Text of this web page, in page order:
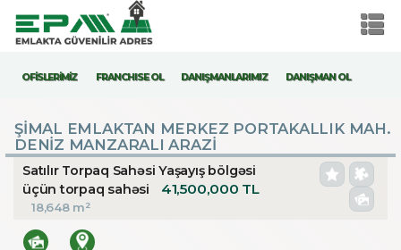
OFİSLERİMİZ FRANCHISE OL DANIŞMANLARIMIZ DANIŞMAN OL
ŞİMAL EMLAKTAN MERKEZ PORTAKALLIK MAH.
DENİZ MANZARALI ARAZİ
Satılır Torpaq Sahəsi Yaşayış bölgəsi
üçün torpaq sahəsi
41,500,000 TL
18,648 m²